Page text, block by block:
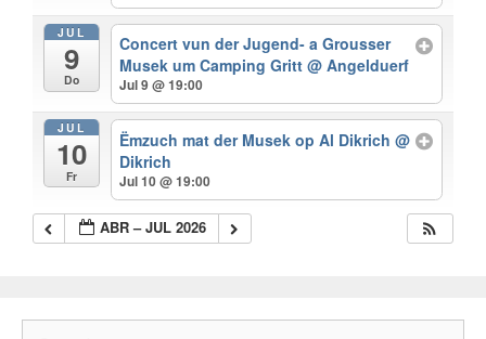
JUL
9
Do
Concert vun der Jugend- a Grousser
Musek um Camping Gritt@ Angelduerf
Jul 9 @ 19:00
JUL
10
Fr
Ëmzuch mat der Musek op Al Dikrich@
Dikrich
Jul 10 @ 19:00
ABR – JUL 2026